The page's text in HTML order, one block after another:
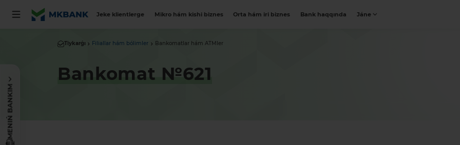
Jeke klientlerge Mikro hám kishi biznes Orta hám iri biznes Bank haqqında Jáne
MENIŃ BANKIM
Tiykarǵı Filiallar hám bólimler Bankomatlar hám ATMler
Bankomat №621